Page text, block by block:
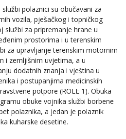
polaznici su obučavani za
vozila, pješačkog i topničkog
službi za pripremanje hrane u
prostorima i u terenskim
za upravljanje terenskim motornim
i zemljišnim uvjetima, a u
dodatnih znanja i vještina u
i postupanjima medicinskih
potpore (ROLE 1). Obuka
obuke vojnika službi borbene
polaznika, a jedan je polaznik
kuharske desetine.